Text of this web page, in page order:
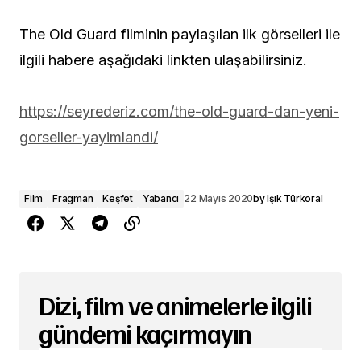
The Old Guard filminin paylaşılan ilk görselleri ile
ilgili habere aşağıdaki linkten ulaşabilirsiniz.
https://seyrederiz.com/the-old-guard-dan-yeni-
gorseller-yayimlandi/
Film Fragman Keşfet Yabancı 22 Mayıs 2020byIşık Türkoral
Dizi, film ve animelerle ilgili
gündemi kaçırmayın